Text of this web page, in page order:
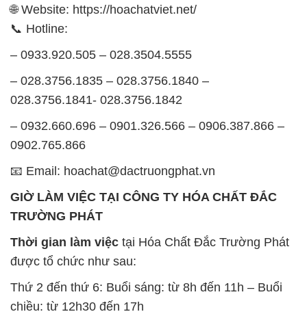
được tổ chức như sau:
Thứ 2 đến thứ 6: Buổi sáng: từ 8h đến 11h – Buổi
chiều: từ 12h30 đến 17h
Thứ 7: Buổi sáng: từ 8h đến 11h – Buổi chiều: từ
12h30 đến 16h
Chủ nhật: Nghỉ chủ nhật hàng tuần
Chúng tôi rất trân trọng thời gian và cam kết tuân
thủ giờ làm việc để đảm bảo sự hỗ trợ tốt nhất cho
khách hàng và đảm bảo hiệu suất công việc cao
nhất của nhân viên.
BẢN ĐỒ MAP TẠI CÔNG TY HÓA CHẤT ĐẮC
TRƯỜNG PHÁT
ĐỊA CHỈ: 1229C Quốc lộ 1A, Phường Bình Trị
Đông B, Quận Bình Tân, Sài Gòn TP. Hồ Chí